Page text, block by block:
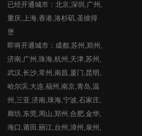
已经开通城市：北京,深圳,广州,
重庆,上海,香港,洛杉矶,圣彼得
堡
即将开通城市：成都,苏州,郑州,
济南,广州,珠海,杭州,天津,苏州,
武汉,长沙,常州,南昌,厦门,昆明,
哈尔滨,大连,福州,南京,青岛,温
州,三亚,济南,珠海,宁波,石家庄,
廊坊,东莞,周山,郑州,合肥,金华,
海口,莆田,丽江,台州,漳州,泉州,